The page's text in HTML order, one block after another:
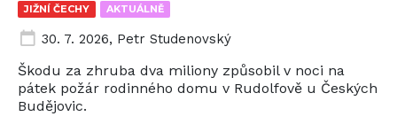
JIŽNÍ ČECHY AKTUÁLNĚ
30. 7. 2026, Petr Studenovský
Škodu za zhruba dva miliony způsobil v noci na
pátek požár rodinného domu v Rudolfově u Českých
Budějovic.